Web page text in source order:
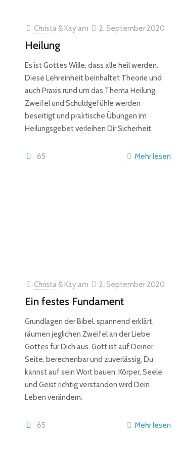
Christa & Kay am 2. September 2020
Heilung
Es ist Gottes Wille, dass alle heil werden.
Diese Lehreinheit beinhaltet Theorie und
auch Praxis rund um das Thema Heilung.
Zweifel und Schuldgefühle werden
beseitigt und praktische Übungen im
Heilungsgebet verleihen Dir Sicherheit.
65 Mehr lesen
Christa & Kay am 2. September 2020
Ein festes Fundament
Grundlagen der Bibel, spannend erklärt,
räumen jeglichen Zweifel an der Liebe
Gottes für Dich aus. Gott ist auf Deiner
Seite, berechenbar und zuverlässig. Du
kannst auf sein Wort bauen. Körper, Seele
und Geist richtig verstanden wird Dein
Leben verändern.
65 Mehr lesen